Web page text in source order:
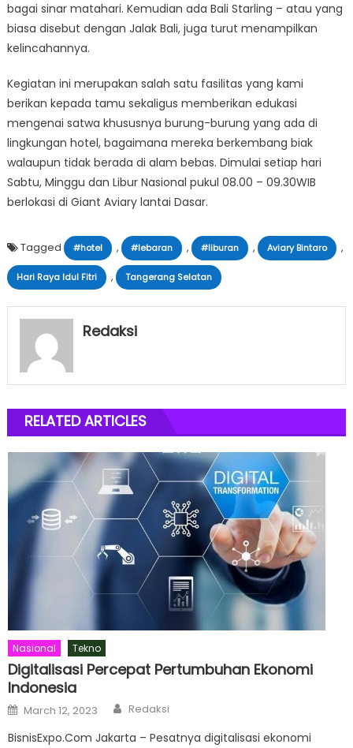
bagai sinar matahari. Kemudian ada Bali Starling – atau yang
biasa disebut dengan Jalak Bali, juga turut menampilkan
kelincahannya.
Kegiatan ini merupakan salah satu fasilitas yang kami
berikan kepada tamu sekaligus memberikan edukasi
mengenai satwa khususnya burung-burung yang ada di
lingkungan hotel, bagaimana mereka berkembang biak
walaupun tidak berada di alam bebas. Dimulai setiap hari
Sabtu, Minggu dan Libur Nasional pukul 08.00 – 09.30WIB
berlokasi di Giant Aviary lantai Dasar.
Tagged #hotel , #lebaran , #liburan , Aviary Bintaro ,
Hari Raya Idul Fitri , Tangerang Selatan
Redaksi
RELATED ARTICLES
Nasional Tekno
Digitalisasi Percepat Pertumbuhan Ekonomi
Indonesia
Posted
on
March 12, 2023 Author
Redaksi
BisnisExpo.Com Jakarta – Pesatnya digitalisasi ekonomi